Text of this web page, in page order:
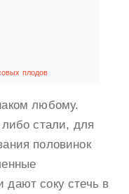
плодов
любому.
стали, для
половинок
соку стечь в